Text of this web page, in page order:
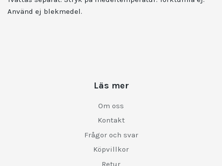
Använd ej blekmedel.
Läs mer
Om oss
Kontakt
Frågor och svar
Köpvillkor
Retur